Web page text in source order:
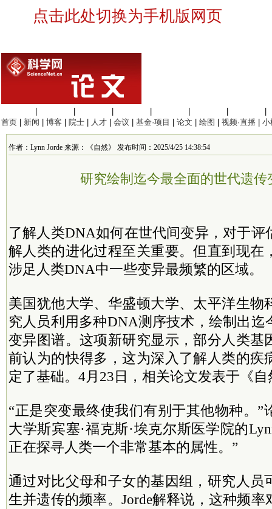
点击此处切换为手机版网页
首页
新闻 博客 院士 人才 会议 基金·项目 论文 绘图 视频·直播 小
作者：Lynn Jorde 来源：《自然》 发布时间：2025/4/25 14:38:54
研究绘制迄今最全面的世代遗传
了解人类DNA如何在世代间变异，对于评
解人类的进化过程至关重要。但直到现在
涉足人类DNA中一些变异最频繁的区域。
美国犹他大学、华盛顿大学、太平洋生物
究人员利用多种DNA测序技术，绘制出迄
变异图谱。这项新研究显示，部分人类基
前认为的快得多，这为深入了解人类的疾
定了基础。4月23日，相关论文发表于《自
“正是突变最终使我们有别于其他物种。”
大学斯宾塞·福克斯·埃克尔斯医学院的
正在探寻人类一个非常基本的属性。”
通过对比父母和子女的基因组，研究人员
生并遗传的频率。Jorde解释说，这种频